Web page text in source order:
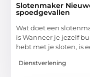
Slotenmaker
spoedgevallen
Wat doet een
is Wanneer je jezelf
hebt met je sloten, is
Dienstverlening